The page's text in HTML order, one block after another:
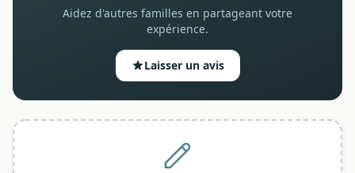
Aidez d'autres familles en partageant votre
expérience.
Laisser un avis